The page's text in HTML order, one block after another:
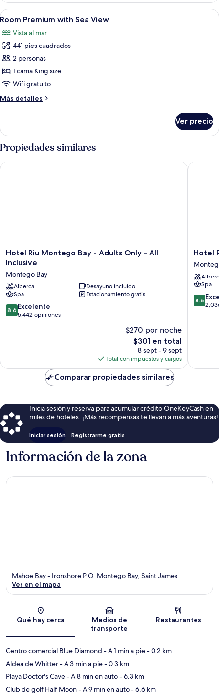
with
Side
View
Abrir
todas
las
fotos
de
Room
Premium
Sea
1 habitación y artículos del minibar
8
Room Premium with Sea View
Vista al mar
441 pies cuadrados
2 personas
1 cama King size
Wifi gratuito
Más detalles
Más
Premium
Sea
Ver precio
Propiedades similares
Hotel
Riu
Bay
-
Adults
Only
-
Hotel Riu Montego Bay - Adults Only - All
Inclusive
Montego Bay
Alberca
Desayuno incluido
Spa
Estacionamiento gratis
8.6
de
8.6 Excelente
5,442 opiniones
$270 por noche
El
precio
actual
es
de
$301
$301 en total
8 sept - 9 sept
Total con impuestos y cargos
Hotel Riu Montego Bay - Adults Only - All Inclusive
Hotel
Riu
Reggae
-
Adults
Only
-
Hotel
Spa
8.6
de
8.6
Hotel
Comparar propiedades similares
Inicia sesión y reserva para acumular crédito OneKeyCash en
miles de hoteles. ¡Más recompensas te llevan a más aventuras!
Iniciar sesión Registrarme gratis
Información de la zona
Sección del mapa
Mahoe Bay - Ironshore P O, Montego Bay, Saint James
Ver en el mapa
Qué hay cerca
Medios de
transporte
Restaurantes
Centro comercial Blue Diamond - A 1 min a pie- 0.2 km
Aldea de Whitter- A 3 min a pie- 0.3 km
Playa Doctor's Cave- A 8 min en auto- 6.3 km
Club de golf Half Moon- A 9 min en auto- 6.6 km